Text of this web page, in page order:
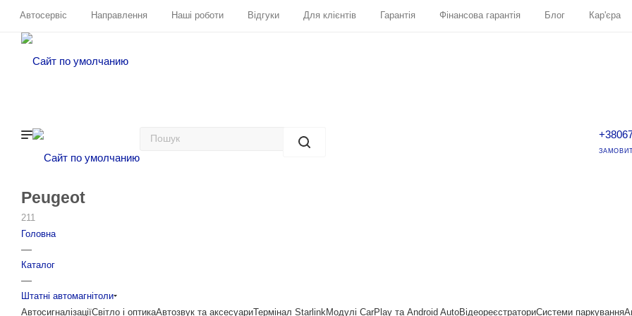
Автосервіс Направлення Наші роботи Відгуки Для клієнтів Гарантія Фінансова гарантія Блог Кар'єра
Peugeot
211
Головна
—
Каталог
—
Штатні автомагнітоли
АвтосигналізаціїСвітло і оптикаАвтозвук та аксесуариТермінал StarlinkМодулі CarPlay та Android AutoВідеореєстраториСистеми паркування